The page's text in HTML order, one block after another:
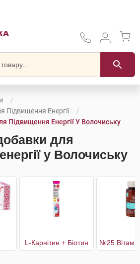
Підвищення Енергії
Підвищення Енергії У Волочиську
для
у Волочиську
L-Карнітин + Біотин